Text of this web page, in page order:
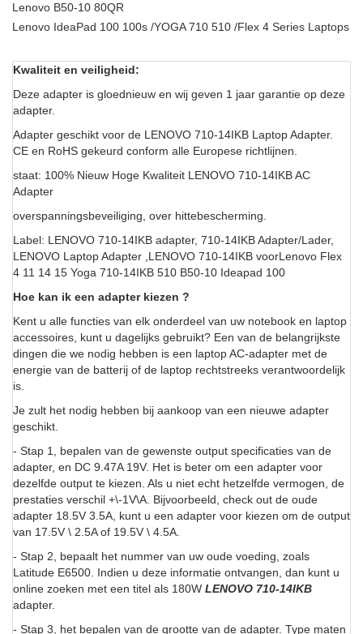
Lenovo B50-10 80QR
Lenovo IdeaPad 100 100s /YOGA 710 510 /Flex 4 Series Laptops
Kwaliteit en veiligheid:
Deze adapter is gloednieuw en wij geven 1 jaar garantie op deze
adapter.
Adapter geschikt voor de LENOVO 710-14IKB Laptop Adapter.
CE en RoHS gekeurd conform alle Europese richtlijnen.
staat: 100% Nieuw Hoge Kwaliteit LENOVO 710-14IKB AC
Adapter
overspanningsbeveiliging, over hittebescherming.
Label: LENOVO 710-14IKB adapter, 710-14IKB Adapter/Lader,
LENOVO Laptop Adapter ,LENOVO 710-14IKB voorLenovo Flex
4 11 14 15 Yoga 710-14IKB 510 B50-10 Ideapad 100
Hoe kan ik een adapter kiezen ?
Kent u alle functies van elk onderdeel van uw notebook en laptop
accessoires, kunt u dagelijks gebruikt? Een van de belangrijkste
dingen die we nodig hebben is een laptop AC-adapter met de
energie van de batterij of de laptop rechtstreeks verantwoordelijk
is.
Je zult het nodig hebben bij aankoop van een nieuwe adapter
geschikt.
- Stap 1, bepalen van de gewenste output specificaties van de
adapter, en DC 9.47A 19V. Het is beter om een adapter voor
dezelfde output te kiezen. Als u niet echt hetzelfde vermogen, de
prestaties verschil +\-1V\A. Bijvoorbeeld, check out de oude
adapter 18.5V 3.5A, kunt u een adapter voor kiezen om de output
van 17.5V \ 2.5A of 19.5V \ 4.5A.
- Stap 2, bepaalt het nummer van uw oude voeding, zoals
Latitude E6500. Indien u deze informatie ontvangen, dan kunt u
online zoeken met een titel als 180W LENOVO 710-14IKB
adapter.
- Stap 3, het bepalen van de grootte van de adapter. Type maten